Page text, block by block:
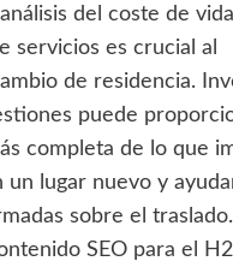
del coste de
servicios es crucial al
de residencia.
puede
completa de lo que
un lugar nuevo y
sobre el
SEO para el